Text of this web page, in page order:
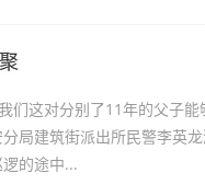
们这对分别了11年的父子能
局建筑街派出所民警李英
的途中...